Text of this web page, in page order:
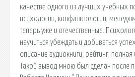
качестве одного из лучших учебных
психологии, конфликтологии,
теперь уже и отечественные.
научиться убеждать и добиваться
описание аудиокниги, рейтинг,
Такой вывод мною был сделан после